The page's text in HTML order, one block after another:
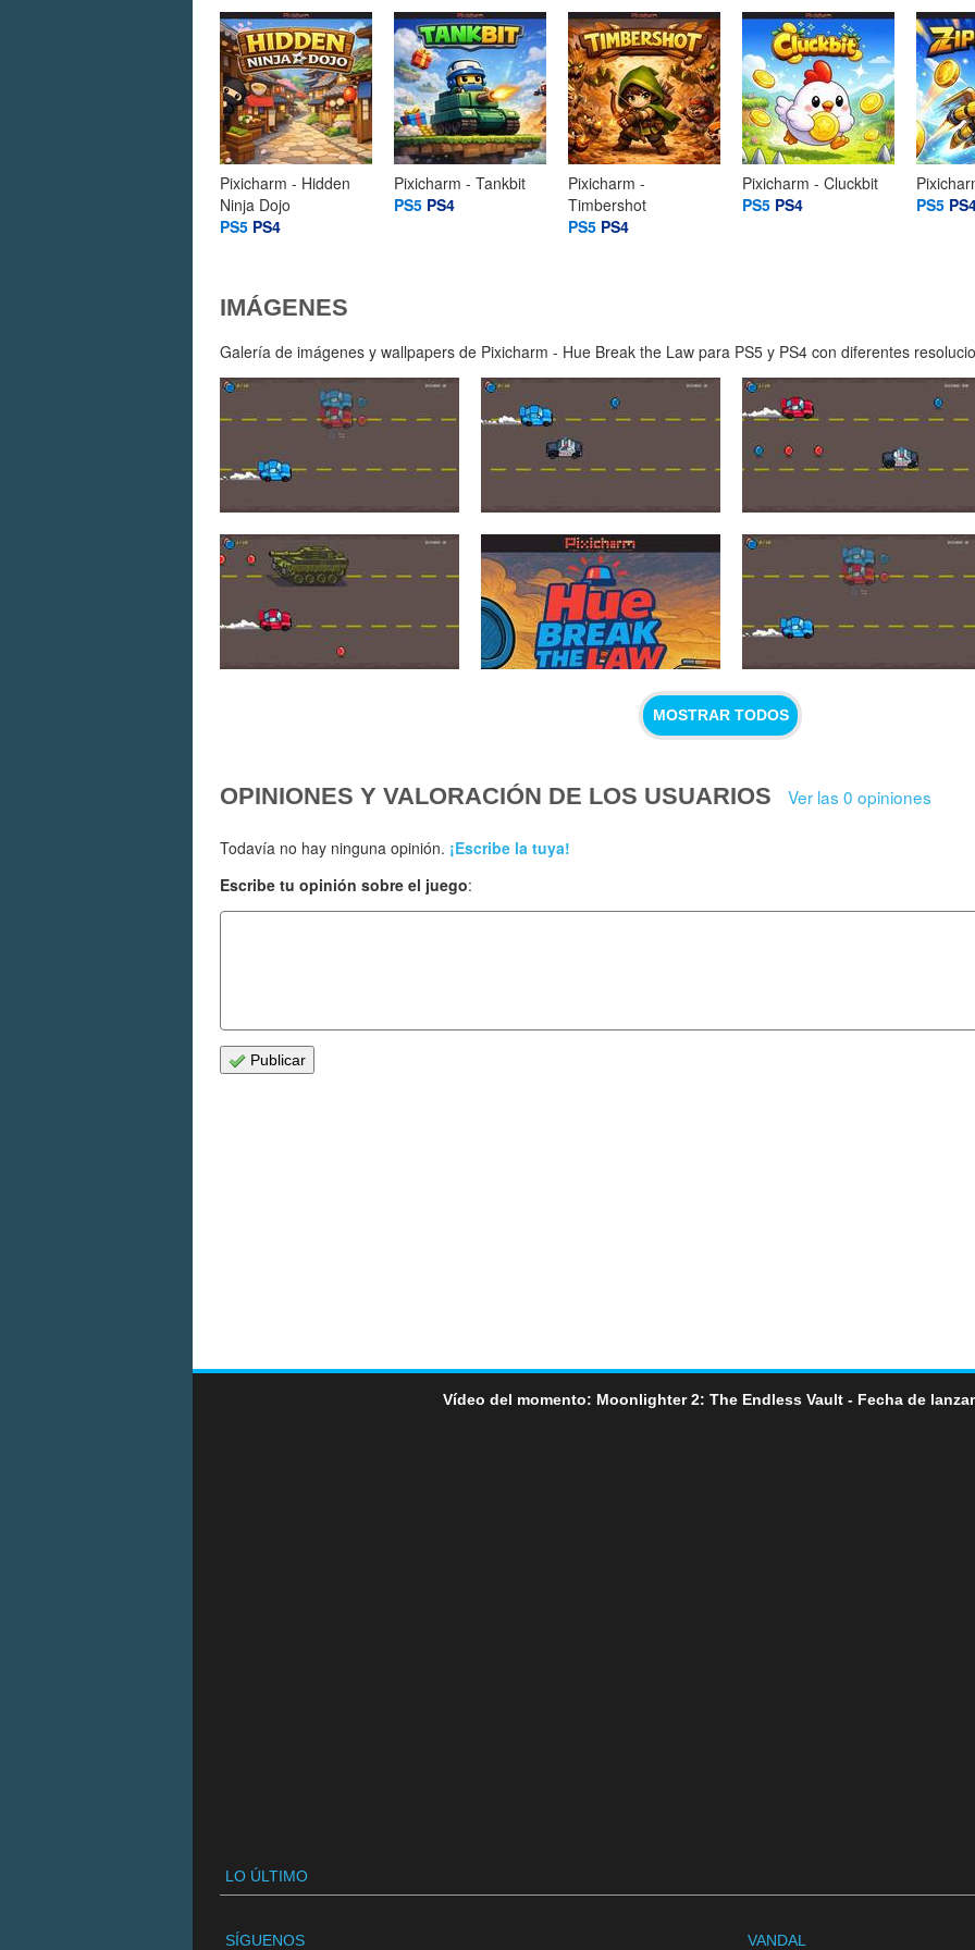
Pixicharm - Hidden
Ninja Dojo
PS5 PS4
Pixicharm - Tankbit
PS5 PS4
Pixicharm -
Timbershot
PS5 PS4
Pixicharm - Cluckbit
PS5 PS4
PS5
IMÁGENES
Galería de imágenes y wallpapers de Pixicharm - Hue Break the Law para PS5 y PS4 con diferentes
MOSTRAR TODOS
OPINIONES Y VALORACIÓN DE LOS USUARIOS Ver las 0 opiniones
Todavía no hay ninguna opinión. ¡Escribe la tuya!
Escribe tu opinión sobre el juego:
Publicar
Vídeo del momento: Moonlighter 2: The Endless Vault - Fecha de
LO ÚLTIMO
SÍGUENOS VANDAL